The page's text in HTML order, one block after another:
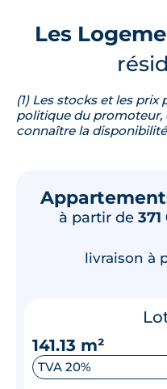
Les
(1) Les stocks et les
politique du
connaître la
à partir de
livraison à
141.13 m²
TVA 20%